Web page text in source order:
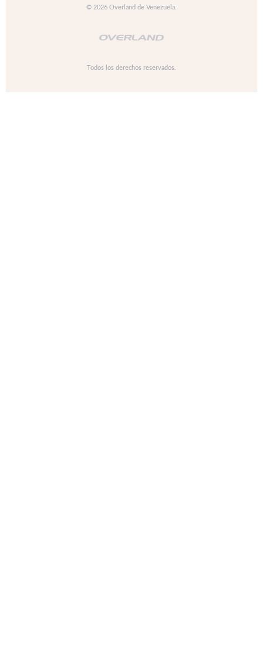
© 2026 Overland de Venezuela.
Todos los derechos reservados.